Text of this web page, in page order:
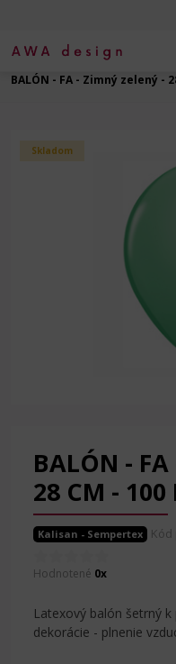
Balóny dekoračné
BALÓN - FA - Zimný zelený -
Skladom
BALÓN -
28 CM - 100
Kalisan - Sempertex Kód
Hodnotené 0x
Latexový balón šetrný
dekorácie - plnenie